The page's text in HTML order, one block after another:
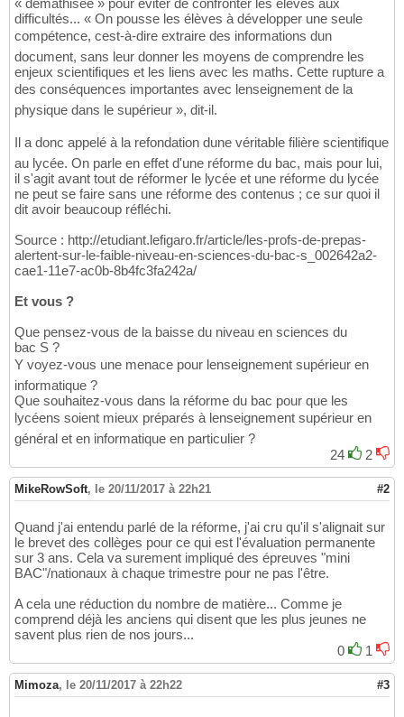
« démathisée » pour éviter de confronter les élèves aux
difficultés... « On pousse les élèves à développer une seule
compétence, cest-à-dire extraire des informations dun
document, sans leur donner les moyens de comprendre les
enjeux scientifiques et les liens avec les maths. Cette rupture a
des conséquences importantes avec lenseignement de la
physique dans le supérieur », dit-il.
Il a donc appelé à la refondation dune véritable filière scientifique
au lycée. On parle en effet d'une réforme du bac, mais pour lui,
il s'agit avant tout de réformer le lycée et une réforme du lycée
ne peut se faire sans une réforme des contenus ; ce sur quoi il
dit avoir beaucoup réfléchi.
Source : http://etudiant.lefigaro.fr/article/les-profs-de-prepas-
alertent-sur-le-faible-niveau-en-sciences-du-bac-s_002642a2-
cae1-11e7-ac0b-8b4fc3fa242a/
Et vous ?
Que pensez-vous de la baisse du niveau en sciences du
bac S ?
Y voyez-vous une menace pour lenseignement supérieur en
informatique ?
Que souhaitez-vous dans la réforme du bac pour que les
lycéens soient mieux préparés à lenseignement supérieur en
général et en informatique en particulier ?
24
2
MikeRowSoft, le 20/11/2017 à 22h21 #2
Quand j'ai entendu parlé de la réforme, j'ai cru qu'il s'alignait sur
le brevet des collèges pour ce qui est l'évaluation permanente
sur 3 ans. Cela va surement impliqué des épreuves "mini
BAC"/nationaux à chaque trimestre pour ne pas l'être.
A cela une réduction du nombre de matière... Comme je
comprend déjà les anciens qui disent que les plus jeunes ne
savent plus rien de nos jours...
0
1
Mimoza, le 20/11/2017 à 22h22 #3